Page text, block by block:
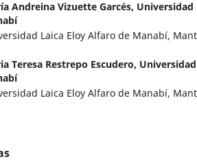
Andreina Vizuette Garcés, Universidad
Laica Eloy Alfaro de Manabí,
Teresa Restrepo Escudero,
Laica Eloy Alfaro de Manabí,